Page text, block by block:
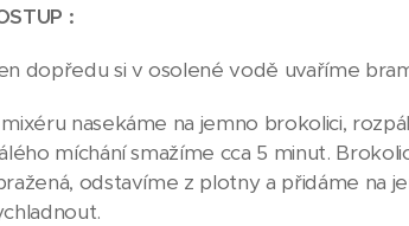
:
dopředu si v osolené vodě uvaříme
nasekáme na jemno brokolici,
míchání smažíme cca 5 minut.
odstavíme z plotny a přidáme na